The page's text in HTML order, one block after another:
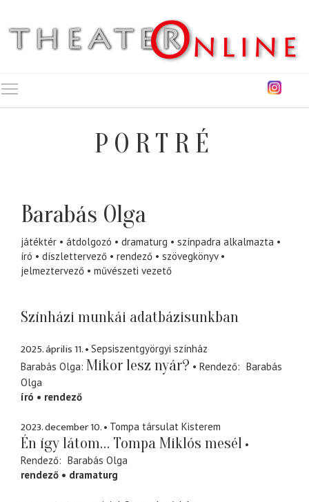
PORTRÉ
Barabás Olga
játéktér átdolgozó dramaturg
színpadra alkalmazta
író
díszlettervező rendező
szövegkönyv
jelmeztervező
művészeti vezető
Színházi munkái adatbázisunkban
2025. április 11.
Sepsiszentgyörgyi színház
Barabás Olga Mikor lesz nyár? Rendező
Barabás
Olga
író
rendező
2023. december 10. Tompa társulat Kisterem
Én így látom… Tompa Miklós mesél
Rendező
Barabás Olga
rendező
dramaturg